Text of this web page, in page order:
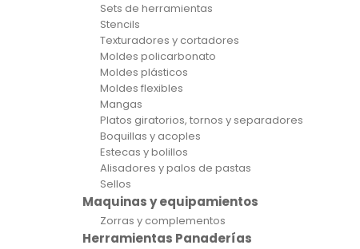
Sets de herramientas
Stencils
Texturadores y cortadores
Moldes policarbonato
Moldes plásticos
Moldes flexibles
Mangas
Platos giratorios, tornos y separadores
Boquillas y acoples
Estecas y bolillos
Alisadores y palos de pastas
Sellos
Maquinas y equipamientos
Zorras y complementos
Herramientas Panaderías